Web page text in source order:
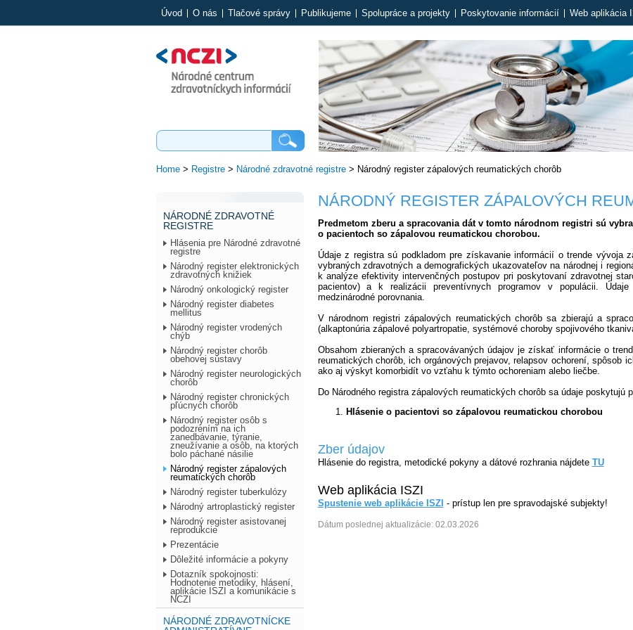
Úvod O nás Tlačové správy Publikujeme Spolupráce a projekty Poskytovanie informácií Web aplikácia
Home> Registre> Národné zdravotné registre> Národný register zápalových reumatických chorôb
NÁRODNÉ ZDRAVOTNÉ
REGISTRE
Hlásenia pre Národné zdravotné
registre
Národný register elektronických
zdravotných knižiek
Národný onkologický register
Národný register diabetes
mellitus
Národný register vrodených
chýb
Národný register chorôb
obehovej sústavy
Národný register neurologických
chorôb
Národný register chronických
pľúcnych chorôb
Národný register osôb s
podozrením na ich
zanedbávanie, týranie,
zneužívanie a osôb, na ktorých
bolo páchané násilie
Národný register zápalových
reumatických chorôb
Národný register tuberkulózy
Národný artroplastický register
Národný register asistovanej
reprodukcie
Prezentácie
Dôležité informácie a pokyny
Dotazník spokojnosti:
Hodnotenie metodiky, hlásení,
aplikácie ISZI a komunikácie s
NCZI
NÁRODNÉ ZDRAVOTNÍCKE
NÁRODNÝ REGISTER ZÁPALOVÝCH
Predmetom zberu a spracovania dát v tomto národnom registri sú
o pacientoch so zápalovou reumatickou chorobou.
Údaje z registra sú podkladom pre získavanie informácií o trende vývoja
vybraných zdravotných a demografických ukazovateľov na národnej i
k analýze efektivity intervenčných postupov pri poskytovaní zdravotnej
pacientov) a k realizácii preventívnych programov v populácii.
medzinárodné porovnania.
V národnom registri zápalových reumatických chorôb sa zbierajú a
(alkaptonúria zápalové polyartropatie, systémové choroby spojivového
Obsahom zbieraných a spracovávaných údajov je získať informácie o
reumatických chorôb, ich orgánových prejavov, relapsov ochorení, spôsob
ako aj výskyt komorbidít vo vzťahu k týmto ochoreniam alebo liečbe.
Do Národného registra zápalových reumatických chorôb sa údaje poskytujú
Hlásenie o pacientovi so zápalovou reumatickou chorobou
Zber údajov
Hlásenie do registra, metodické pokyny a dátové rozhrania nájdete TU
Web aplikácia ISZI
Spustenie web aplikácie ISZI - prístup len pre spravodajské subjekty!
Dátum poslednej aktualizácie: 02.03.2026